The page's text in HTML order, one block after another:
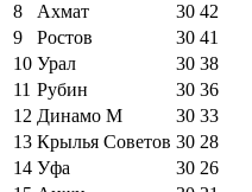
8
Ахмат 30 42
9
Ростов 30 41
10 Урал 30 38
11 Рубин 30 36
12 Динамо М 30 33
13 Крылья Советов 30 28
14 Уфа 30 26